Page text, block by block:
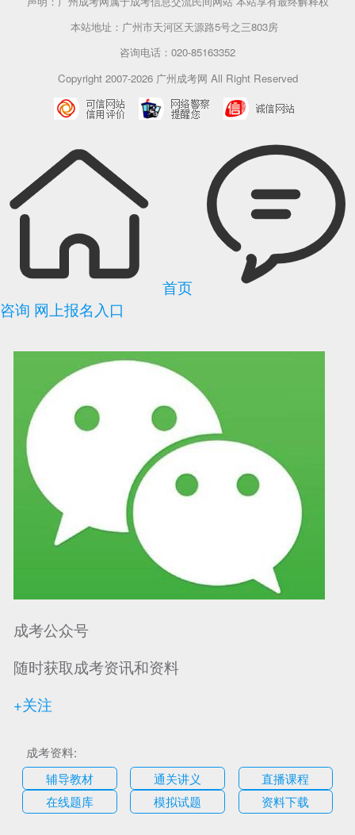
本站地址：广州市天河区天源路5号之三803房
咨询电话：020-85163352
Copyright 2007-2026 广州成考网 All Right Reserved
可信网站信用评 网络警察提醒你 诚信网站
首页
咨询 网上报名入口
成考公众号
随时获取成考资讯和资料
+关注
成考资料:
辅导教材
通关讲义
直播课程
在线题库
模拟试题 资料下载